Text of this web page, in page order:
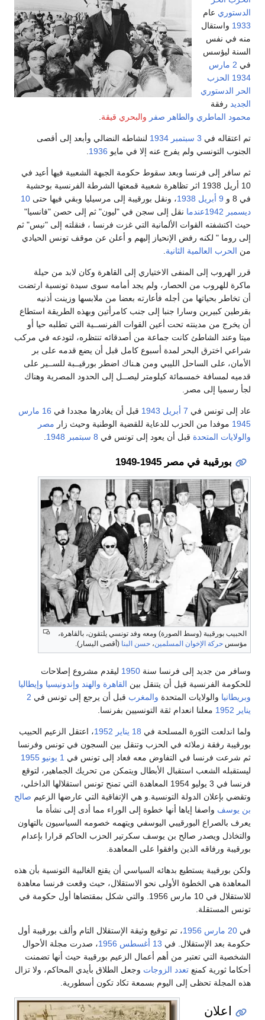
الدستوري عام
1933 واستقال
منه في نفس
السنة ليؤسس
في 2 مارس
1934 الحزب
الحر الدستوري
الجديد رفقة
محمود الماطري والطاهر صفر والبحري قيقة
تم اعتقاله في 3 سبتمبر 1934 لنشاطه النضالي وأبعد إلى أقصى
الجنوب التونسي ولم يفرج عنه إلا في مايو 1936
ثم سافر إلى فرنسا وبعد سقوط حكومة الجبهة الشعبية فيها أعيد في
10 أريل 1938 اثر تظاهرة شعبية قمعتها الشرطة الفرنسية بوحشية
في 8 و
9 أبريل 1938، ونقل بورقيبة إلى مرسيليا وبقي فيها حتى 10
ديسمبر 1942عندما
نقل إلى سجن في "ليون" ثم إلى حصن "فانسيا"
حيث اكتشفته القوات الألمانية التي غزت فرنسا ، فنقلته إلى "نيس" ثم
إلى روما " لكنه رفض الإنحياز إليهم و أعلن عن موقف تونس الحيادي
من الحرب العالمية الثانية
قرر الهروب إلى المنفى الاختياري إلى القاهرة وكان لابد من حيلة
ماكرة للهروب من الحصار، ولم يجد أمامه سوى سيدة تونسية ارتضت
أن تخاطر بحياتها من أجله فأعارته بعضا من ملابسها وزينت أذنيه
بقرطين كبيرين وسارا جنبا إلى جنب كامرأتين وبهذه الطريقة استطاع
أن يخرج من مدينته تحت أعين القوات الفرنســية التي تطلبه حيا أو
ميتا وعند الشاطئ كانت جماعة من أصدقائه تنتظره، لتودعه في مركب
شراعي اخترق البحر لمدة أسبوع كامل قبل أن يضع قدمه على بر
الأمان، على الساحل الليبي ومن هـناك اضطر بورقيــبة للســير على
قدميه لمسافة خمسمائة كيلومتر ليصــل إلى الحدود المصرية وهناك
لجأ رسميا إلى مصر.
عاد إلى تونس في 7 أبريل 1943 قبل أن يغادرها مجددا في 16 مارس
1945 موفدا من الحزب للدعاية للقضية الوطنية وحيث زار مصر
والولايات المتحدة قبل أن يعود إلى تونس في 8 سبتمبر 1948
بورقيبة في مصر 1945-1949
الحبيب بورقيبة (وسط الصورة) ومعه وفد تونسي يلتقون، بالقاهرة،
مؤسس حركة الإخوان المسلمين، حسن البنا (أقصى اليسار).
وسافر من جديد إلى فرنسا سنة 1950 ليقدم مشروع إصلاحات
للحكومة الفرنسية قيل أن يتنقل بين القاهرة والهند وإندونيسيا وإيطاليا
وبريطانيا والولايات المتحدة والمغرب قبل أن يرجع إلى تونس في 2
يناير 1952 معلنا انعدام ثقة التونسيين بفرنسا.
ولما اندلعت الثورة المسلحة في 18 يناير 1952، اعتقل الزعيم الحبيب
بورقيبة رفقة زملائه في الحزب وتنقل بين السجون في تونس وفرنسا
ثم شرعت فرنسا في التفاوض معه فعاد إلى تونس في 1 يونيو
1955
ليستقبله الشعب استقبال الأبطال ويتمكن من تحريك الجماهير، لتوقع
فرنسا في 3 يوليو 1954 المعاهدة التي تمنح تونس استقلالها الداخلي،
وتقضي بإعلان الدولة التونسية.و هي الإتفاقية التي عارضها الزعيم صالح
بن يوسف واصفا إياها أنها خطوة إلى الوراء مما أدى إلى نشأة ما
يعرف بالصراع البورقيبي اليوسفي ويتهمه خصومه السياسيون بالتهاون
والتخاذل ويصدر صالح بن يوسف سكرتير الحزب الحاكم قرارا بإعدام
بورقيبة ورفاقه الذين وافقوا على المعاهدة.
ولكن بورقيبة يستطيع بدهائه السياسي أن يقنع الغالبية التونسية بأن هذه
المعاهدة هي الخطوة الأولى نحو الاستقلال، حيث وقعت فرنسا معاهدة
للاستقلال في 10 مارس 1956. والتي شكل بمقتضاها أول حكومة في
تونس المستقلة.
في 20 مارس 1956، تم توقيع وثيقة الإستقلال التام وألف بورقيبة أول
حكومة بعد الإستقلال. في 13 أغسطس 1956، صدرت مجلة الأحوال
الشخصية التي تعتبر من أهم أعمال الزعيم بورقيبة حيث أنها تضمنت
أحكاما ثورية كمنع تعدد الزوجات وجعل الطلاق بأيدي المحاكم، ولا تزال
هذه المجلة تحظى إلى اليوم بسمعة تكاد تكون أسطورية.
اعلان